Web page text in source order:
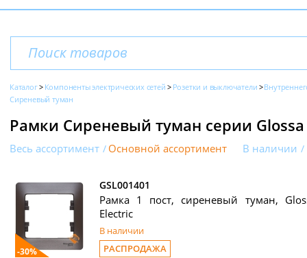
Каталог Компоненты электрических сетей Розетки и выключатели
Сиреневый туман
Рамки Сиреневый туман серии
Весь ассортимент Основной ассортимент В наличии
-30%
GSL001401
Рамка 1 пост, сиреневый туман,
Electric
В наличии
РАСПРОДАЖА